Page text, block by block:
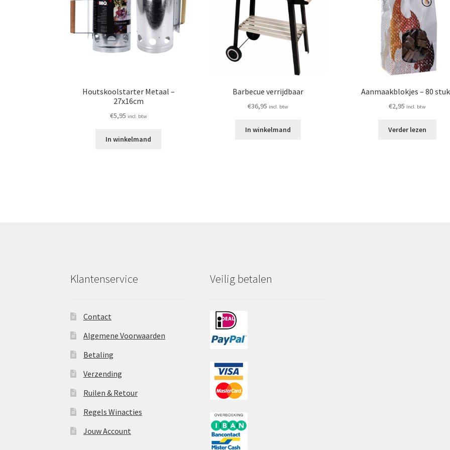
Houtskoolstarter Metaal –
27x16cm
€5,95 incl. btw
In winkelmand
Barbecue verrijdbaar
€36,95 incl. btw
In winkelmand
Aanmaakblokjes – 80
€2,95 incl. btw
Verder lezen
Klantenservice
Contact
Algemene Voorwaarden
Betaling
Verzending
Ruilen & Retour
Regels Winacties
Jouw Account
Veilig betalen